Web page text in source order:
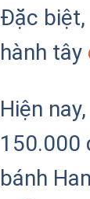
Đặc biệt,
hành tây
Hiện
150.000
bánh